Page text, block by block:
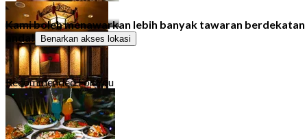
Santai Bersantap
115 Kedai-kedai
Kami boleh menawarkan lebih banyak tawaran berdekatan
anda! Benarkan akses lokasi
Recommended For You